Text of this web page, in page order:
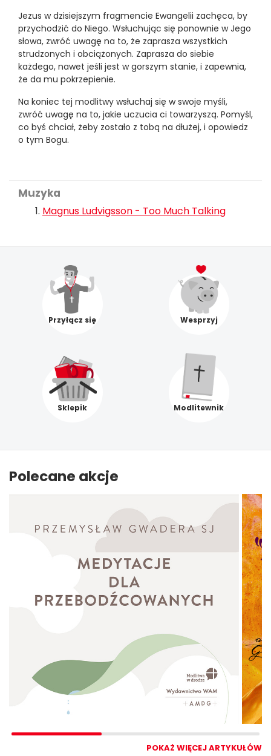
Jezus w dzisiejszym fragmencie Ewangelii zachęca, by
przychodzić do Niego. Wsłuchując się ponownie w Jego
słowa, zwróć uwagę na to, że zaprasza wszystkich
strudzonych i obciążonych. Zaprasza do siebie
każdego, nawet jeśli jest w gorszym stanie, i zapewnia,
że da mu pokrzepienie.
Na koniec tej modlitwy wsłuchaj się w swoje myśli,
zwróć uwagę na to, jakie uczucia ci towarzyszą. Pomyśl,
co byś chciał, żeby zostało z tobą na dłużej, i opowiedz
o tym Bogu.
Muzyka
Magnus Ludvigsson - Too Much Talking
Przyłącz się Wesprzyj
Sklepik Modlitewnik
Polecane akcje
POKAŻ WIĘCEJ ARTYKUŁÓW